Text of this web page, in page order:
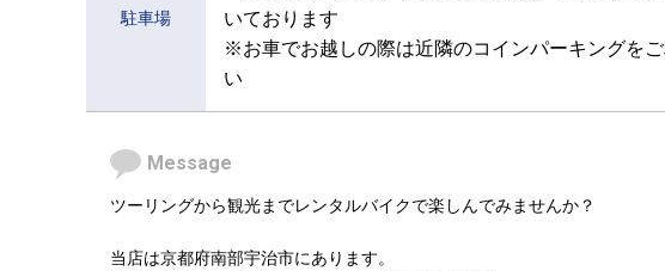
駐車場
いております
※お車でお越しの際は近隣のコインパーキングを
い
Message
ツーリングから観光までレンタルバイクで楽しんでみませんか？
当店は京都府南部宇治市にあります。